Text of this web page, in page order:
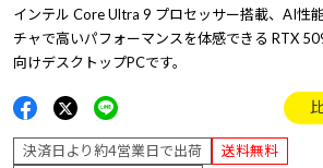
インテル Core Ultra 9 プロセッサー搭載、AI性
チャで高いパフォーマンスを体感できる RTX
向けデスクトップPCです。
決済日より約4営業日で出荷
送料無料